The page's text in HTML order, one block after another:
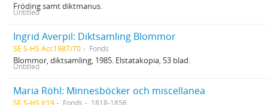
Fröding samt diktmanus.
Untitled
Ingrid Averpil: Diktsamling Blommor
SE S-HS Acc1987/70 Fonds
Blommor, diktsamling, 1985. Elstatakopia, 53 blad.
Untitled
Maria Röhl: Minnesböcker och miscellanea
SE S-HS Ir19 Fonds 1818-1856